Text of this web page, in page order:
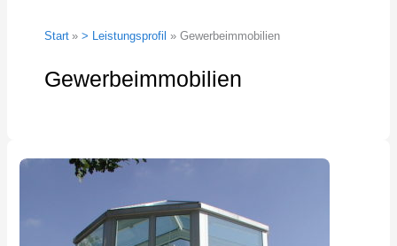
Start > Leistungsprofil Gewerbeimmobilien
Gewerbeimmobilien